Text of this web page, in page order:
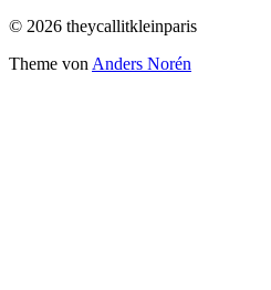
© 2026 theycallitkleinparis
Theme von Anders Norén